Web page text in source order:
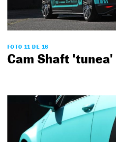
FOTO 11 DE 16
Cam Shaft 'tunea'